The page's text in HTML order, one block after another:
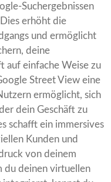
Suchergebnissen
erhöht die
und ermöglicht
deine
auf einfache Weise zu
Street View eine
ermöglicht, sich
dein Geschäft zu
schafft ein immersives
Kunden und
von deinem
du deinen virtuellen